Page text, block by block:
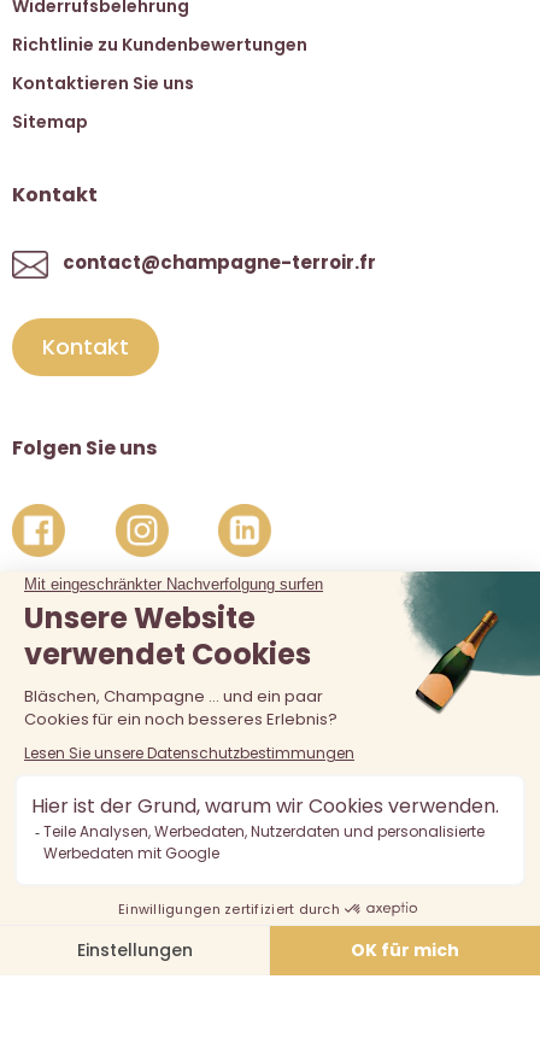
Widerrufsbelehrung
Richtlinie zu Kundenbewertungen
Kontaktieren Sie uns
Sitemap
Kontakt
contact@champagne-terroir.fr
Kontakt
Folgen Sie uns
Der Verkauf von Alkohol an unter 18-Jährige ist verboten.
Alkoholmissbrauch ist gefährlich für die Gesundheit, in